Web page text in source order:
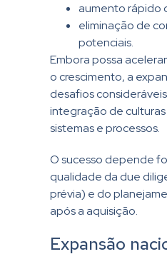
aumento rápido
eliminação de
potenciais.
Embora possa
o crescimento, a
desafios
integração de
sistemas e processos.
O sucesso depende
qualidade da due
prévia) e do
após a aquisição.
Expansão